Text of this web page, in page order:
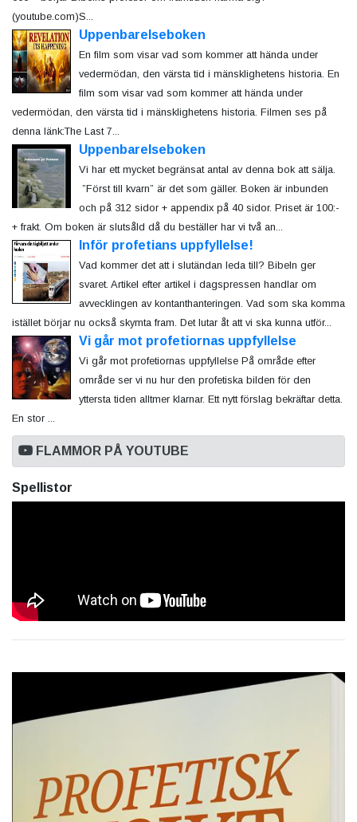
(youtube.com)S...
Uppenbarelseboken
En film som visar vad som kommer att hända under
vedermödan, den värsta tid i mänsklighetens historia. En
film som visar vad som kommer att hända under
vedermödan, den värsta tid i mänsklighetens historia. Filmen ses på
denna länk:The Last 7...
Uppenbarelseboken
Vi har ett mycket begränsat antal av denna bok att sälja.
”Först till kvarn” är det som gäller. Boken är inbunden
och på 312 sidor + appendix på 40 sidor. Priset är 100:-
+ frakt. Om boken är slutsåld då du beställer har vi två an...
Inför profetians uppfyllelse!
Vad kommer det att i slutändan leda till? Bibeln ger
svaret. Artikel efter artikel i dagspressen handlar om
avvecklingen av kontanthanteringen. Vad som ska komma
istället börjar nu också skymta fram. Det lutar åt att vi ska kunna utför...
Vi går mot profetiornas uppfyllelse
Vi går mot profetiornas uppfyllelse På område efter
område ser vi nu hur den profetiska bilden för den
yttersta tiden alltmer klarnar. Ett nytt förslag bekräftar detta.
En stor ...
FLAMMOR PÅ YOUTUBE
Spellistor